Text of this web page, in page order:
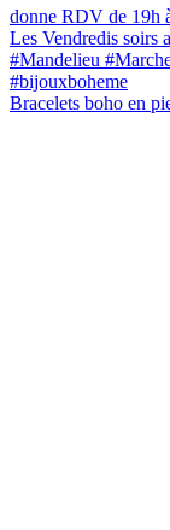
Bracelets boho en